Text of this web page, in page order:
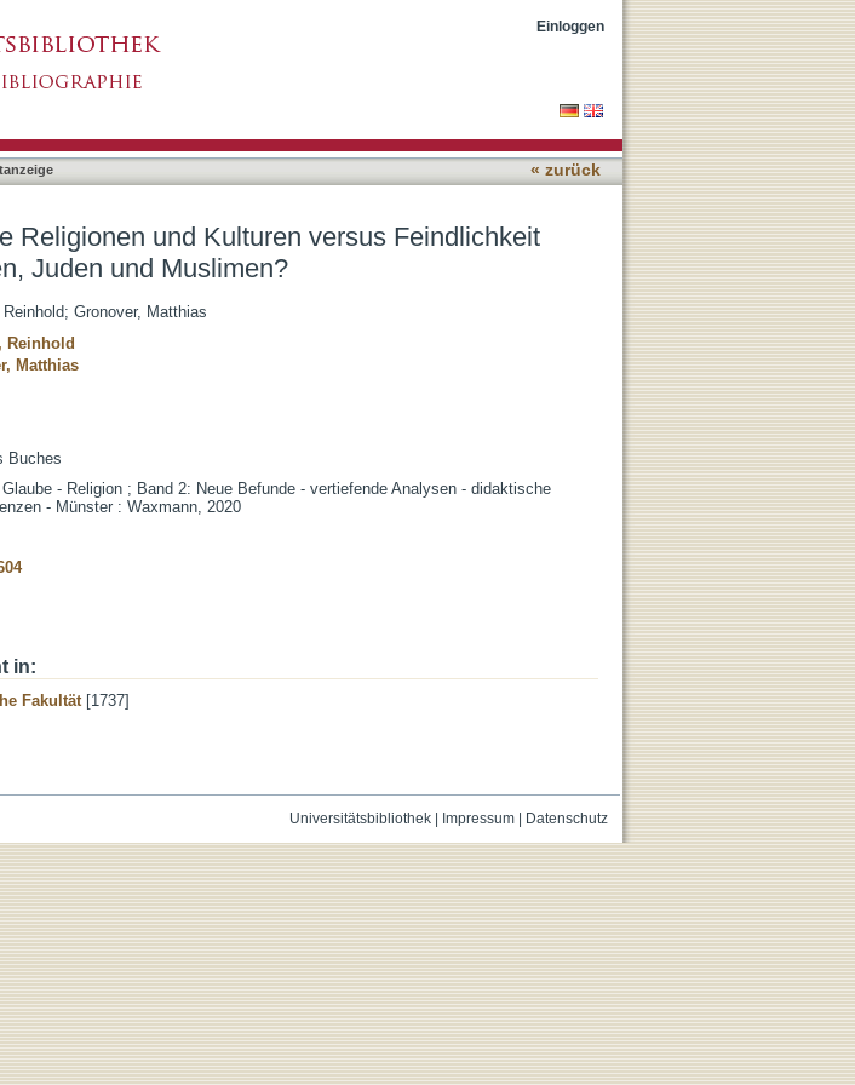
Feindlichkeit gegenüber Fremden, Juden und
Einloggen
« zurück
Religionen und Kulturen versus Feindlichkeit
Juden und Muslimen?
; Gronover, Matthias
Reinhold
Matthias
Buches
- Religion ; Band 2: Neue Befunde - vertiefende Analysen - didaktische
- Münster : Waxmann, 2020
in:
Fakultät[1737]
Universitätsbibliothek| Impressum| Datenschutz